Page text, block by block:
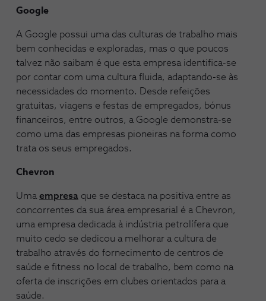
Google
A Google possui uma das culturas de trabalho mais
bem conhecidas e exploradas, mas o que poucos
talvez não saibam é que esta empresa identifica-se
por contar com uma cultura fluida, adaptando-se às
necessidades do momento. Desde refeições
gratuitas, viagens e festas de empregados, bónus
financeiros, entre outros, a Google demonstra-se
como uma das empresas pioneiras na forma como
trata os seus empregados.
Chevron
Uma empresa que se destaca na positiva entre as
concorrentes da sua área empresarial é a Chevron,
uma empresa dedicada à indústria petrolífera que
muito cedo se dedicou a melhorar a cultura de
trabalho através do fornecimento de centros de
saúde e fitness no local de trabalho, bem como na
oferta de inscrições em clubes orientados para a
saúde.